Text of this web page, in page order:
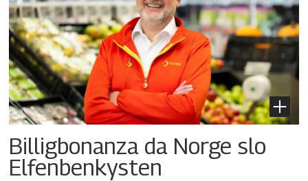
Billigbonanza da Norge slo
Elfenbenkysten